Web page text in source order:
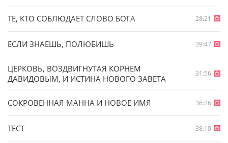
ТЕ, КТО СОБЛЮДАЕТ СЛОВО БОГА 28:21
ЕСЛИ ЗНАЕШЬ, ПОЛЮБИШЬ 39:47
ЦЕРКОВЬ, ВОЗДВИГНУТАЯ КОРНЕМ
ДАВИДОВЫМ, И ИСТИНА НОВОГО ЗАВЕТА
31:56
СОКРОВЕННАЯ МАННА И НОВОЕ ИМЯ 36:26
ТЕСТ 38:10